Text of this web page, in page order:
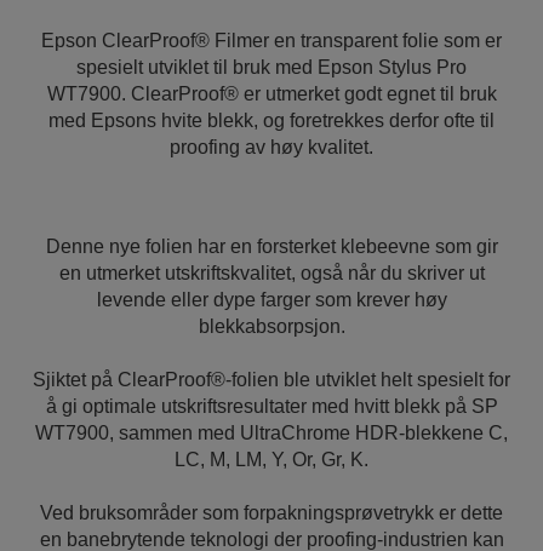
Epson ClearProof® Filmer en transparent folie som er
spesielt utviklet til bruk med Epson Stylus Pro
WT7900. ClearProof® er utmerket godt egnet til bruk
med Epsons hvite blekk, og foretrekkes derfor ofte til
proofing av høy kvalitet.
Denne nye folien har en forsterket klebeevne som gir
en utmerket utskriftskvalitet, også når du skriver ut
levende eller dype farger som krever høy
blekkabsorpsjon.
Sjiktet på ClearProof®-folien ble utviklet helt spesielt for
å gi optimale utskriftsresultater med hvitt blekk på SP
WT7900, sammen med UltraChrome HDR-blekkene C,
LC, M, LM, Y, Or, Gr, K.
Ved bruksområder som forpakningsprøvetrykk er dette
en banebrytende teknologi der proofing-industrien kan